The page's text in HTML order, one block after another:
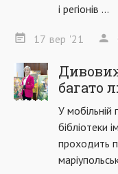
і регіонів ...
17 вер '21
багато
У мобільній
бібліотеки
проходить